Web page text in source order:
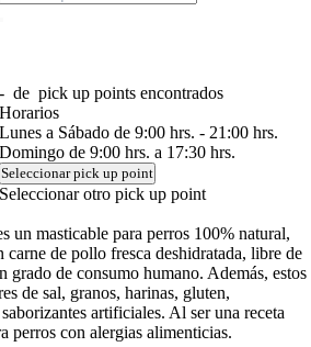
- de pick up points encontrados
Horarios
Lunes a Sábado de 9:00 hrs. - 21:00 hrs.
Domingo de 9:00 hrs. a 17:30 hrs.
Seleccionar pick up point
Seleccionar otro pick up point
un masticable para perros 100% natural,
de pollo fresca deshidratada, libre de
grado de consumo humano. Además, estos
de sal, granos, harinas, gluten,
artificiales. Al ser una receta
perros con alergias alimenticias.